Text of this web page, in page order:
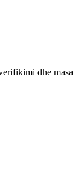
dhe masa